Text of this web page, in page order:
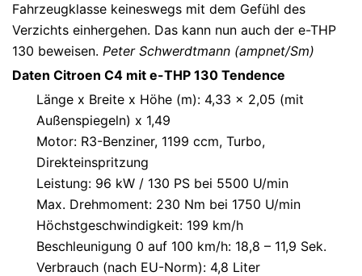
Fahrzeugklasse keineswegs mit dem Gefühl des
Verzichts einhergehen. Das kann nun auch der e-THP
130 beweisen. Peter Schwerdtmann (ampnet/Sm)
Daten Citroen C4 mit e-THP 130 Tendence
Länge x Breite x Höhe (m): 4,33 x 2,05 (mit
Außenspiegeln) x 1,49
Motor: R3-Benziner, 1199 ccm, Turbo,
Direkteinspritzung
Leistung: 96 kW / 130 PS bei 5500 U/min
Max. Drehmoment: 230 Nm bei 1750 U/min
Höchstgeschwindigkeit: 199 km/h
Beschleunigung 0 auf 100 km/h: 18,8 – 11,9 Sek.
Verbrauch (nach EU-Norm): 4,8 Liter